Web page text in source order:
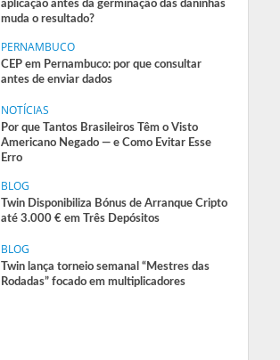
aplicação antes da germinação das daninhas
muda o resultado?
PERNAMBUCO
CEP em Pernambuco: por que consultar
antes de enviar dados
NOTÍCIAS
Por que Tantos Brasileiros Têm o Visto
Americano Negado — e Como Evitar Esse
Erro
BLOG
Twin Disponibiliza Bónus de Arranque Cripto
até 3.000 € em Três Depósitos
BLOG
Twin lança torneio semanal “Mestres das
Rodadas” focado em multiplicadores